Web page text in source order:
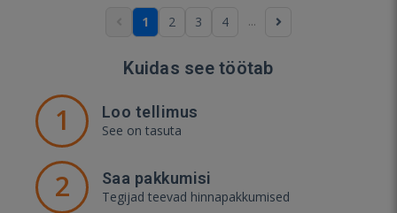
1 2 3 4 ...
Kuidas see töötab
1 Loo tellimus
See on tasuta
2 Saa pakkumisi
Tegijad teevad hinnapakkumised